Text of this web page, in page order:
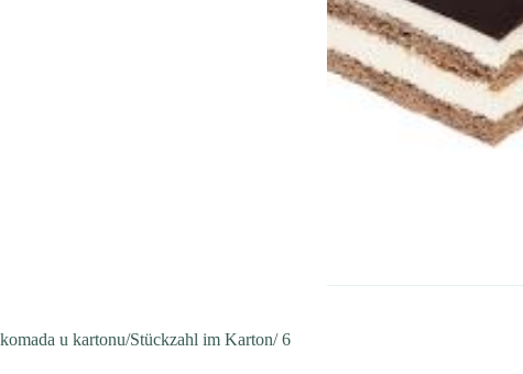
komada u kartonu/Stückzahl im Karton/ 6